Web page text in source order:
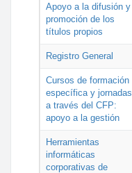
Apoyo a la difusión y
promoción de los
títulos propios
Registro General
Cursos de formación
específica y jornadas
a través del CFP:
apoyo a la gestión
Herramientas
informáticas
corporativas de